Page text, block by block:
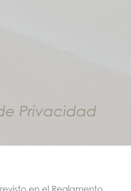
Privacidad
en el Reglamento